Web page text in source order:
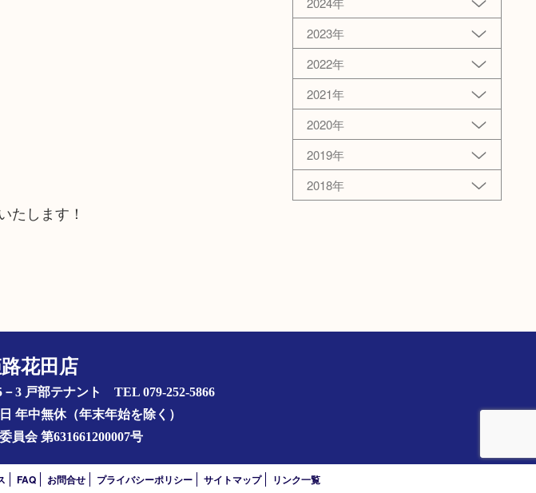
たします！
2023年
2022年
2021年
2020年
2019年
2018年
路花田店
－3 戸部テナント TEL 079-252-5866
年中無休（年末年始を除く）
員会 第631661200007号
FAQ お問合せ プライバシーポリシー サイトマップ リンク一覧